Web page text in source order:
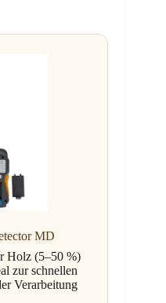
MD
Holz (5–50 %)
zur schnellen
Verarbeitung